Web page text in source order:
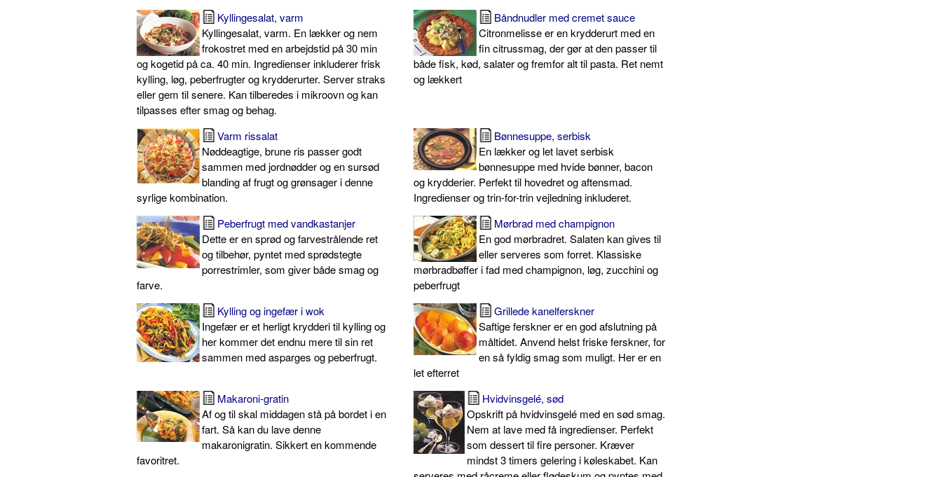
Kyllingesalat, varm
Kyllingesalat, varm. En lækker og nem
frokostret med en arbejdstid på 30 min
og kogetid på ca. 40 min. Ingredienser inkluderer frisk
kylling, løg, peberfrugter og krydderurter. Server straks
eller gem til senere. Kan tilberedes i mikroovn og kan
tilpasses efter smag og behag.
Båndnudler med cremet sauce
Citronmelisse er en krydderurt med en
fin citrussmag, der gør at den passer til
både fisk, kød, salater og fremfor alt til pasta. Ret nemt
og lækkert
Varm rissalat
Nøddeagtige, brune ris passer godt
sammen med jordnødder og en sursød
blanding af frugt og grønsager i denne
syrlige kombination.
Bønnesuppe, serbisk
En lækker og let lavet serbisk
bønnesuppe med hvide bønner, bacon
og krydderier. Perfekt til hovedret og aftensmad.
Ingredienser og trin-for-trin vejledning inkluderet.
Peberfrugt med vandkastanjer
Dette er en sprød og farvestrålende ret
og tilbehør, pyntet med sprødstegte
porrestrimler, som giver både smag og
farve.
Mørbrad med champignon
En god mørbradret. Salaten kan gives til
eller serveres som forret. Klassiske
mørbradbøffer i fad med champignon, løg, zucchini og
peberfrugt
Kylling og ingefær i wok
Ingefær er et herligt krydderi til kylling og
her kommer det endnu mere til sin ret
sammen med asparges og peberfrugt.
Grillede kanelferskner
Saftige ferskner er en god afslutning på
måltidet. Anvend helst friske ferskner, for
en så fyldig smag som muligt. Her er en
let efterret
Makaroni-gratin
Af og til skal middagen stå på bordet i en
fart. Så kan du lave denne
makaronigratin. Sikkert en kommende
favoritret.
Hvidvinsgelé, sød
Opskrift på hvidvinsgelé med en sød smag.
Nem at lave med få ingredienser. Perfekt
som dessert til fire personer. Kræver
mindst 3 timers gelering i køleskabet. Kan